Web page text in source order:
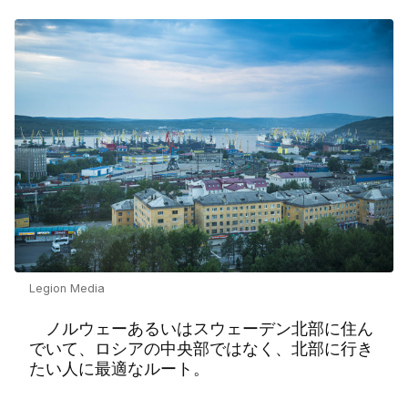
Legion Media
ノルウェーあるいはスウェーデン北部に住ん
でいて、ロシアの中央部ではなく、北部に行き
たい人に最適なルート。